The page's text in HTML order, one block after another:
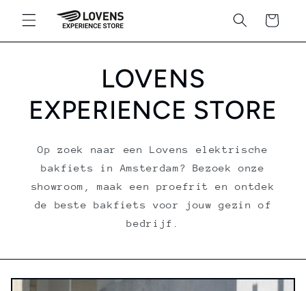
naar de
content
Winkelwagen
LOVENS
EXPERIENCE STORE
Op zoek naar een Lovens elektrische
bakfiets in Amsterdam? Bezoek onze
showroom, maak een proefrit en ontdek
de beste bakfiets voor jouw gezin of
bedrijf.